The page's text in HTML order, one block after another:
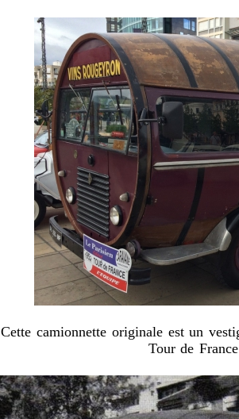
Cette camionnette originale est un
Tour de